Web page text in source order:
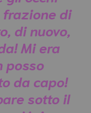
frazione di
di nuovo,
Mi era
posso
da capo!
sotto il